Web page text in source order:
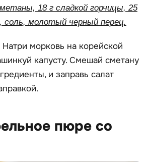
18 г сладкой горчицы, 25
соль, молотый черный перец.
Натри морковь на корейской
капусту. Смешай сметану
и заправь салат
пюре со